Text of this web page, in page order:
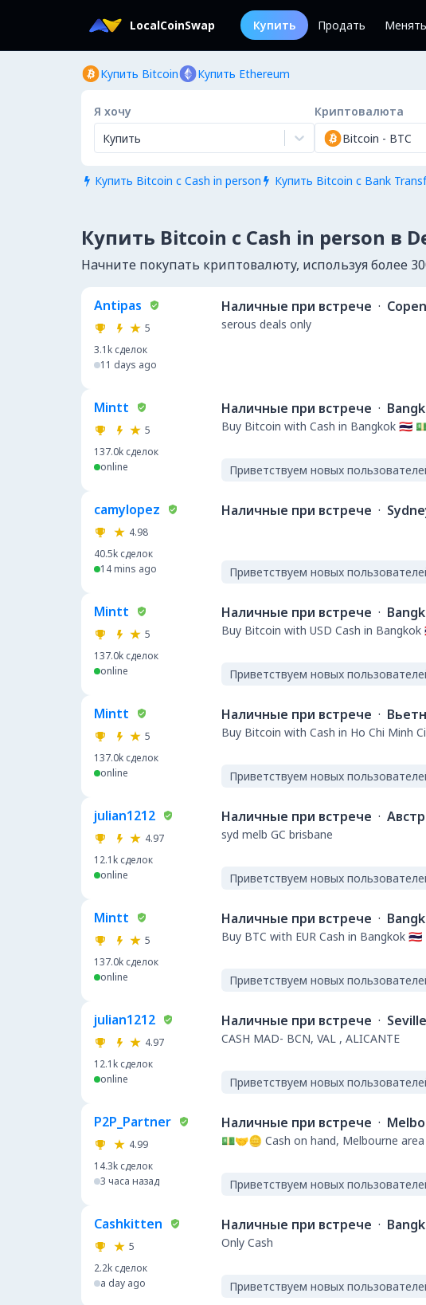
LocalCoinSwap Купить Продать Менять
Купить Bitcoin Купить Ethereum
Я хочу
Купить
Криптовалюта
Bitcoin - BTC
 Купить Bitcoin с Cash in person  Купить Bitcoin с Bank
Купить Bitcoin с Cash in person в
Начните покупать криптовалюту, используя более
Antipas
5
3.1k сделок
11 days ago
Наличные при встрече ·
serous deals only
Mintt
5
137.0k сделок
online
Наличные при встрече ·
Buy Bitcoin with Cash in Bangkok 🇹🇭
Приветствуем новых
camylopez
4.98
40.5k сделок
14 mins ago
Наличные при встрече ·
Приветствуем новых
Mintt
5
137.0k сделок
online
Наличные при встрече ·
Buy Bitcoin with USD Cash in Bangkok
Приветствуем новых
Mintt
5
137.0k сделок
online
Наличные при встрече ·
Buy Bitcoin with Cash in Ho Chi Minh
Приветствуем новых
julian1212
4.97
12.1k сделок
online
Наличные при встрече ·
syd melb GC brisbane
Приветствуем новых
Mintt
5
137.0k сделок
online
Наличные при встрече ·
Buy BTC with EUR Cash in Bangkok 🇹🇭
Приветствуем новых
julian1212
4.97
12.1k сделок
online
Наличные при встрече ·
CASH MAD- BCN, VAL , ALICANTE
Приветствуем новых
P2P_Partner
4.99
14.3k сделок
3 часа назад
Наличные при встрече ·
💵🤝🪙 Cash on hand, Melbourne
Приветствуем новых
Cashkitten
5
2.2k сделок
a day ago
Наличные при встрече ·
Only Cash
Приветствуем новых